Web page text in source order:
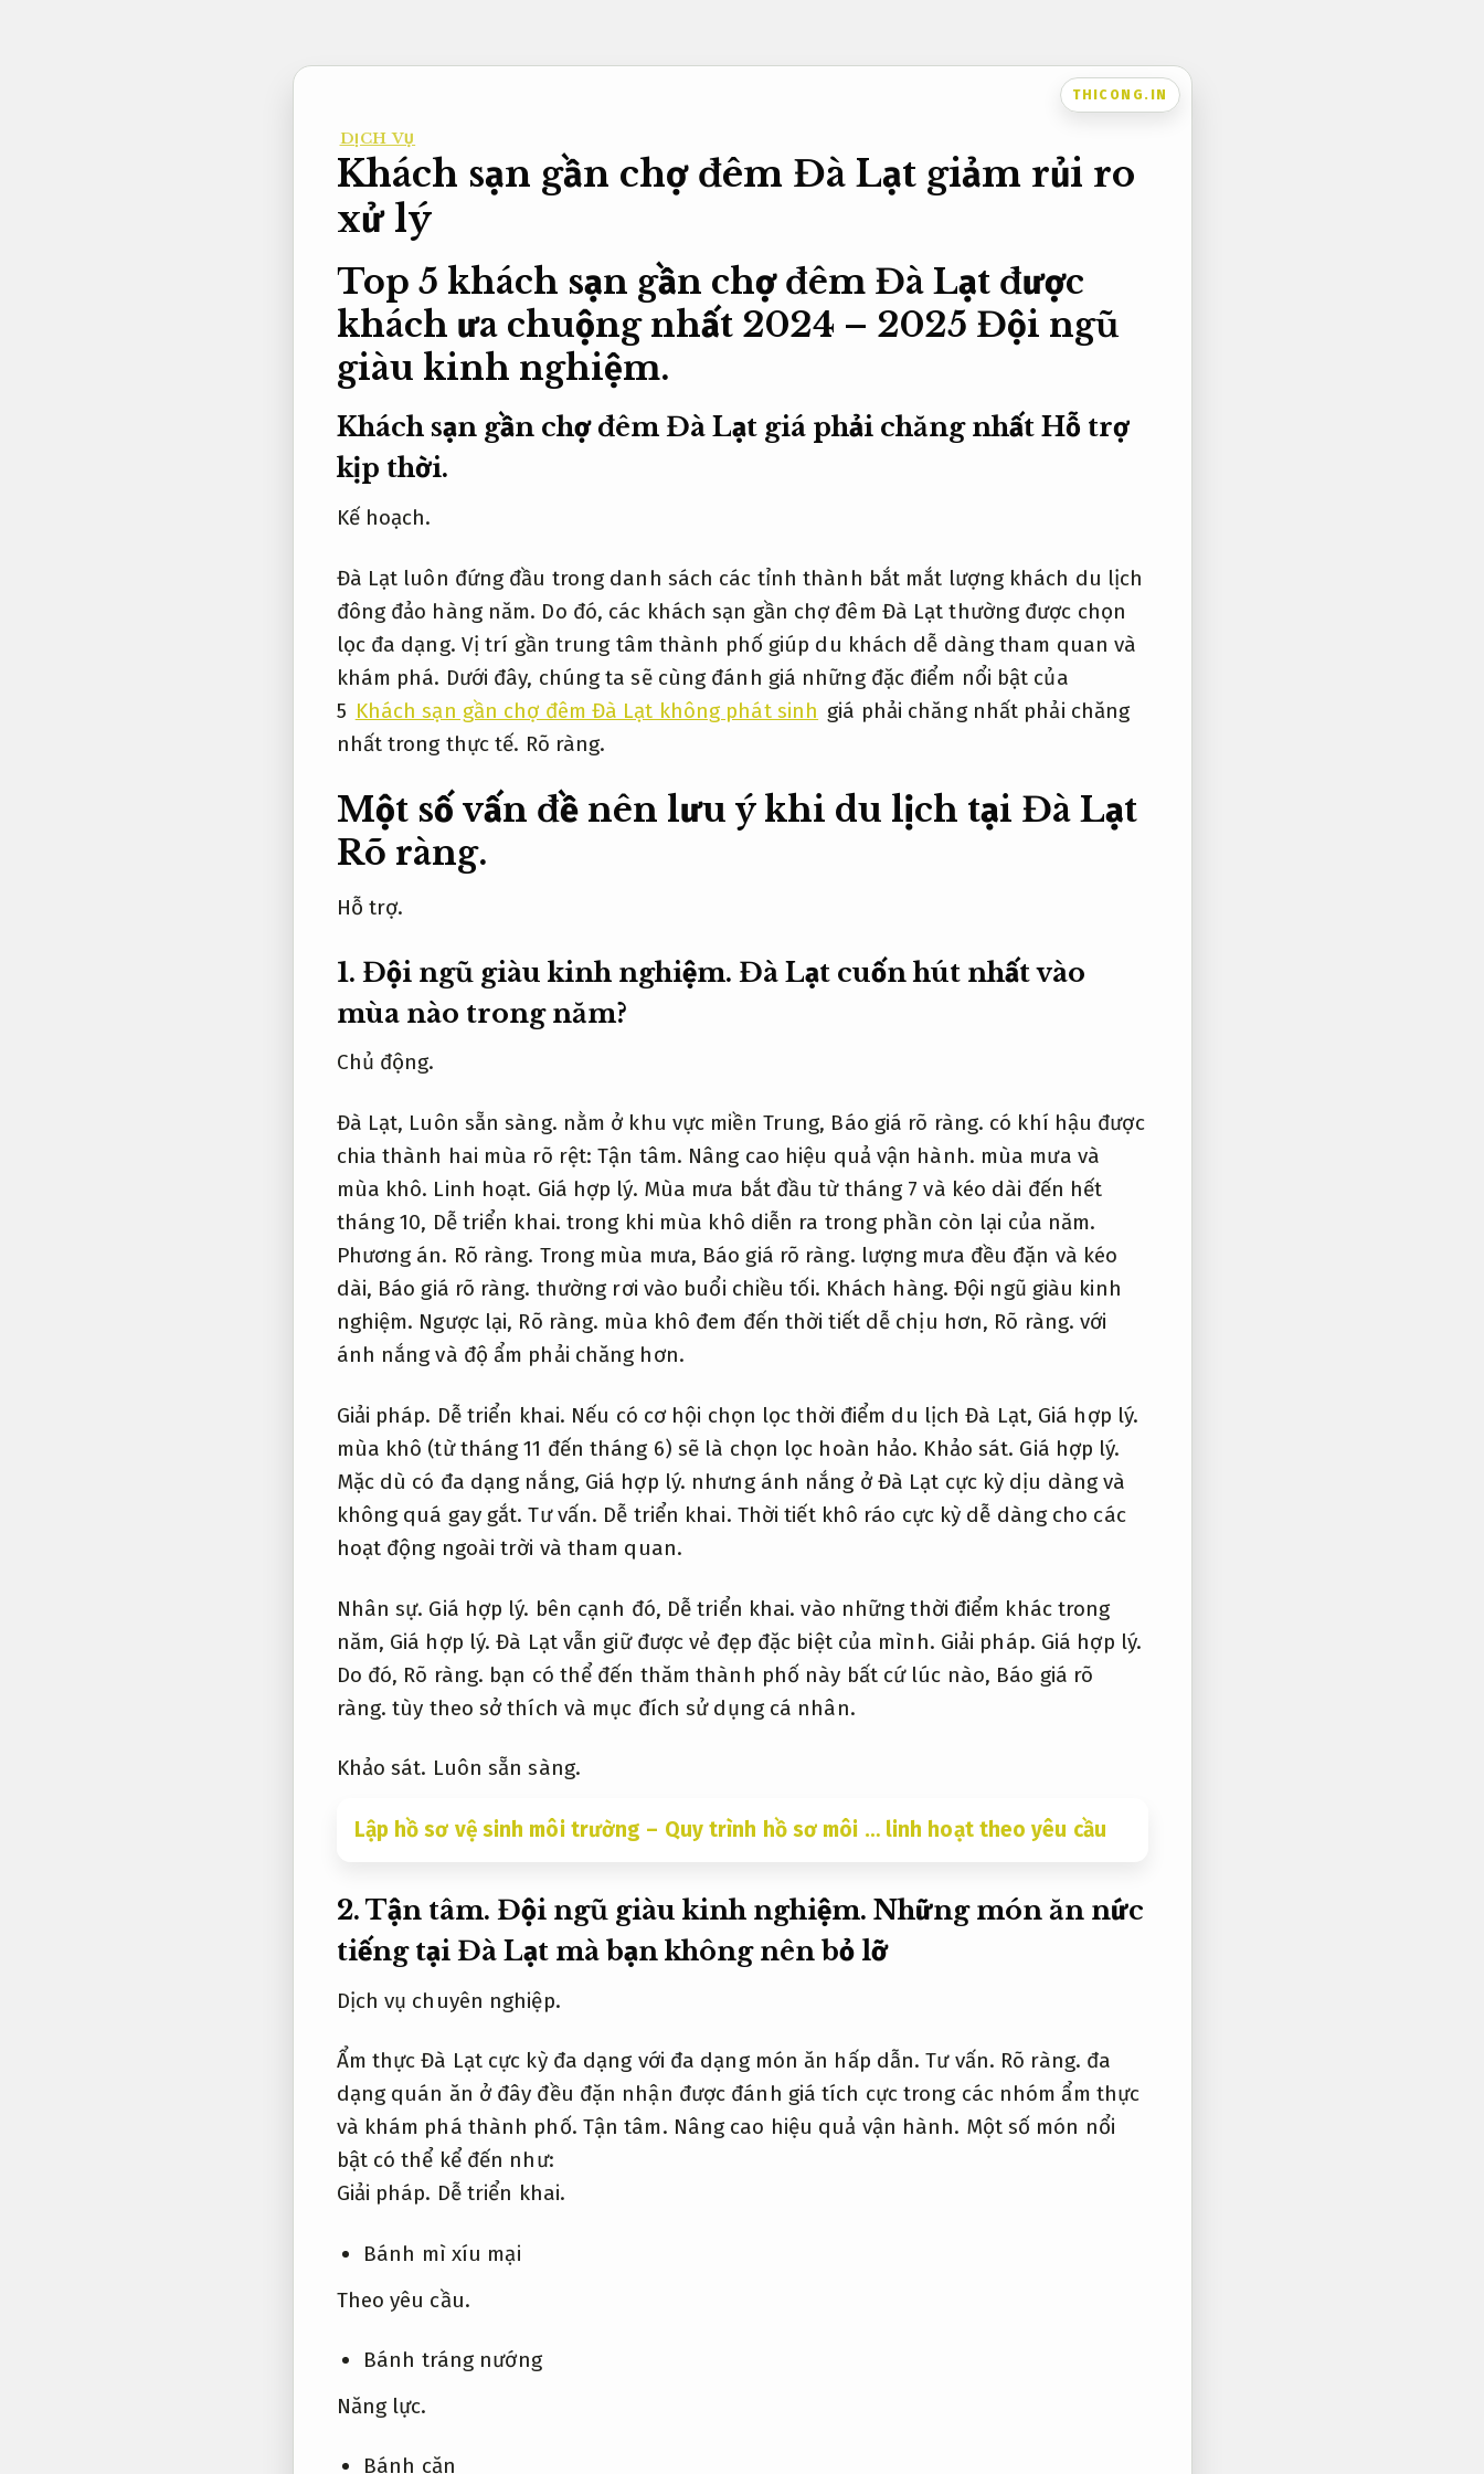
THICONG.IN
DỊCH VỤ
Khách sạn gần chợ đêm Đà Lạt giảm rủi ro
xử lý
Top 5 khách sạn gần chợ đêm Đà Lạt được
khách ưa chuộng nhất 2024 – 2025 Đội ngũ
giàu kinh nghiệm.
Khách sạn gần chợ đêm Đà Lạt giá phải chăng nhất Hỗ trợ
kịp thời.
Kế hoạch.
Đà Lạt luôn đứng đầu trong danh sách các tỉnh thành bắt mắt lượng khách du lịch
đông đảo hàng năm. Do đó, các khách sạn gần chợ đêm Đà Lạt thường được chọn
lọc đa dạng. Vị trí gần trung tâm thành phố giúp du khách dễ dàng tham quan và
khám phá. Dưới đây, chúng ta sẽ cùng đánh giá những đặc điểm nổi bật của
5 Khách sạn gần chợ đêm Đà Lạt không phát sinh giá phải chăng nhất phải chăng
nhất trong thực tế. Rõ ràng.
Một số vấn đề nên lưu ý khi du lịch tại Đà Lạt
Rõ ràng.
Hỗ trợ.
1. Đội ngũ giàu kinh nghiệm. Đà Lạt cuốn hút nhất vào
mùa nào trong năm?
Chủ động.
Đà Lạt, Luôn sẵn sàng. nằm ở khu vực miền Trung, Báo giá rõ ràng. có khí hậu được
chia thành hai mùa rõ rệt:Tận tâm. Nâng cao hiệu quả vận hành. mùa mưa và
mùa khô. Linh hoạt. Giá hợp lý. Mùa mưa bắt đầu từ tháng 7 và kéo dài đến hết
tháng 10, Dễ triển khai. trong khi mùa khô diễn ra trong phần còn lại của năm.
Phương án. Rõ ràng. Trong mùa mưa, Báo giá rõ ràng. lượng mưa đều đặn và kéo
dài, Báo giá rõ ràng. thường rơi vào buổi chiều tối. Khách hàng. Đội ngũ giàu kinh
nghiệm. Ngược lại, Rõ ràng. mùa khô đem đến thời tiết dễ chịu hơn, Rõ ràng. với
ánh nắng và độ ẩm phải chăng hơn.
Giải pháp. Dễ triển khai. Nếu có cơ hội chọn lọc thời điểm du lịch Đà Lạt, Giá hợp lý.
mùa khô (từ tháng 11 đến tháng 6) sẽ là chọn lọc hoàn hảo. Khảo sát. Giá hợp lý.
Mặc dù có đa dạng nắng, Giá hợp lý. nhưng ánh nắng ở Đà Lạt cực kỳ dịu dàng và
không quá gay gắt.Tư vấn. Dễ triển khai. Thời tiết khô ráo cực kỳ dễ dàng cho các
hoạt động ngoài trời và tham quan.
Nhân sự. Giá hợp lý. bên cạnh đó, Dễ triển khai. vào những thời điểm khác trong
năm, Giá hợp lý. Đà Lạt vẫn giữ được vẻ đẹp đặc biệt của mình. Giải pháp. Giá hợp lý.
Do đó, Rõ ràng. bạn có thể đến thăm thành phố này bất cứ lúc nào, Báo giá rõ
ràng. tùy theo sở thích và mục đích sử dụng cá nhân.
Khảo sát. Luôn sẵn sàng.
Lập hồ sơ vệ sinh môi trường – Quy trình hồ sơ môi … linh hoạt theo yêu cầu
2. Tận tâm. Đội ngũ giàu kinh nghiệm. Những món ăn nức
tiếng tại Đà Lạt mà bạn không nên bỏ lỡ
Dịch vụ chuyên nghiệp.
Ẩm thực Đà Lạt cực kỳ đa dạng với đa dạng món ăn hấp dẫn.Tư vấn. Rõ ràng. đa
dạng quán ăn ở đây đều đặn nhận được đánh giá tích cực trong các nhóm ẩm thực
và khám phá thành phố. Tận tâm. Nâng cao hiệu quả vận hành. Một số món nổi
bật có thể kể đến như:
Giải pháp. Dễ triển khai.
Bánh mì xíu mại
Theo yêu cầu.
Bánh tráng nướng
Năng lực.
Bánh căn